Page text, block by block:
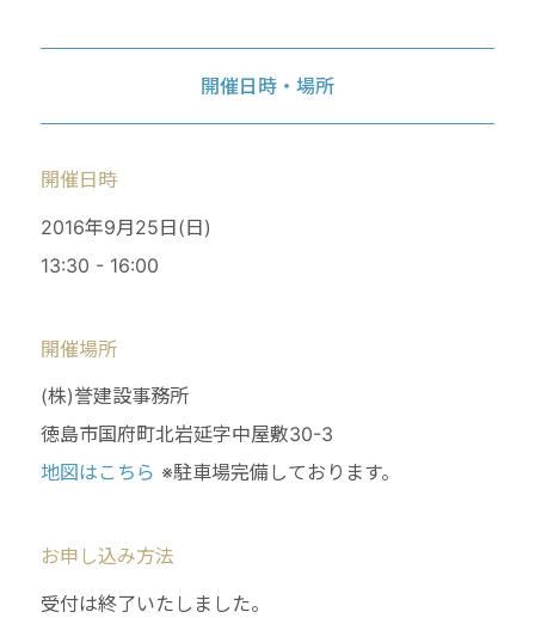
開催日時・場所
開催日時
2016年9月25日(日)
13:30 - 16:00
開催場所
(株)誉建設事務所
徳島市国府町北岩延字中屋敷30-3
地図はこちら ※駐車場完備しております。
お申し込み方法
受付は終了いたしました。